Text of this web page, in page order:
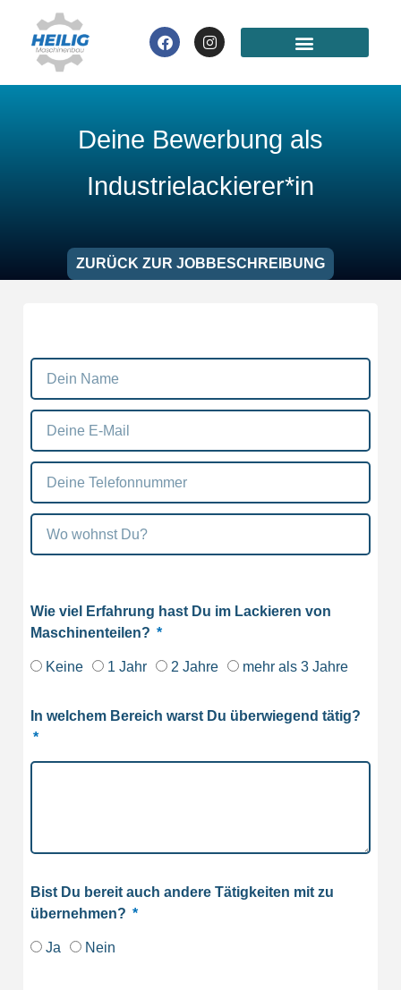
springen
FacebookInstagram
Deine Bewerbung als
Industrielackierer*in
ZURÜCK ZUR JOBBESCHREIBUNG
Wie viel Erfahrung hast Du im Lackieren von
Maschinenteilen?
Keine 1 Jahr 2 Jahre mehr als 3 Jahre
In welchem Bereich warst Du überwiegend tätig?
Bist Du bereit auch andere Tätigkeiten mit zu
übernehmen?
Ja Nein